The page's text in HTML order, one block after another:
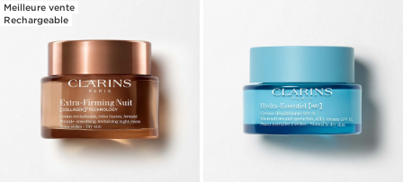
Meilleure vente
Rechargeable